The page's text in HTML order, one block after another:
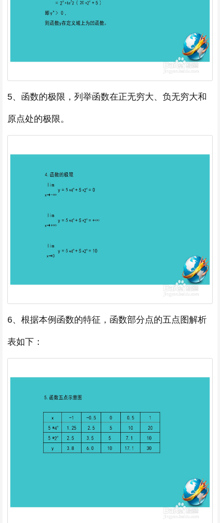
5、函数的极限，列举函数在正无穷大、负无穷大和
原点处的极限。
6、根据本例函数的特征，函数部分点的五点图解析
表如下：